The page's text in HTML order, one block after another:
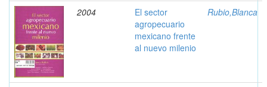
2004
El sector
agropecuario
mexicano frente
al nuevo milenio
Rubio,Blanca